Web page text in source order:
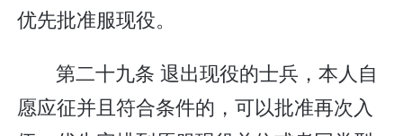
优先批准服现役。
第二十九条 退出现役的士兵，本人自
愿应征并且符合条件的，可以批准再次入